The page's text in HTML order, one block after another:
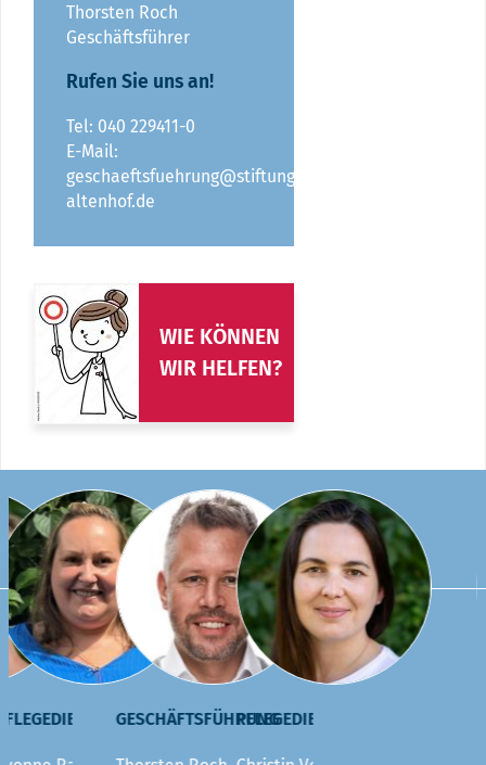
Thorsten Roch
Geschäftsführer
Rufen Sie uns an!
Tel: 040 229411-0
E-Mail:
geschaeftsfuehrung@stiftung-
altenhof.de
WIE KÖNNEN
WIR HELFEN?
GESCHÄFTSFÜHRUNGPFLEGEDIENST